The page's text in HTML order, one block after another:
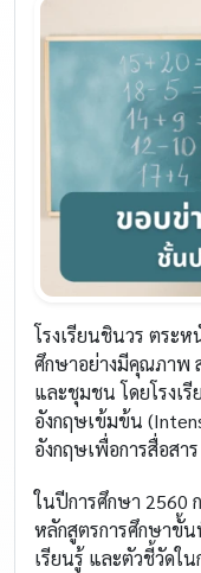
โรงเรียนชินวร ตระ
ศึกษาอย่างมีคุณภาพ
และชุมชน โดยโรงเ
อังกฤษเข้มข้น
อังกฤษเพื่อการสื่อส
ในปีการศึกษา 2560
หลักสูตรการศึกษาขั้
เรียนรู้ และตัวชี้วัดใ